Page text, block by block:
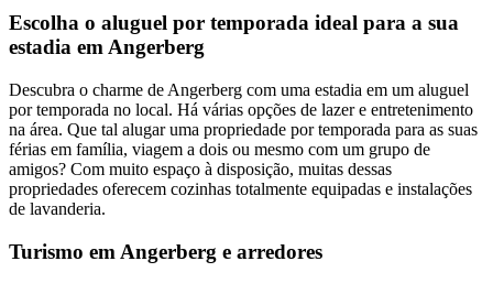
Escolha o aluguel por temporada ideal para a sua
estadia em Angerberg
Descubra o charme de Angerberg com uma estadia em um aluguel
por temporada no local. Há várias opções de lazer e entretenimento
na área. Que tal alugar uma propriedade por temporada para as suas
férias em família, viagem a dois ou mesmo com um grupo de
amigos? Com muito espaço à disposição, muitas dessas
propriedades oferecem cozinhas totalmente equipadas e instalações
de lavanderia.
Turismo em Angerberg e arredores